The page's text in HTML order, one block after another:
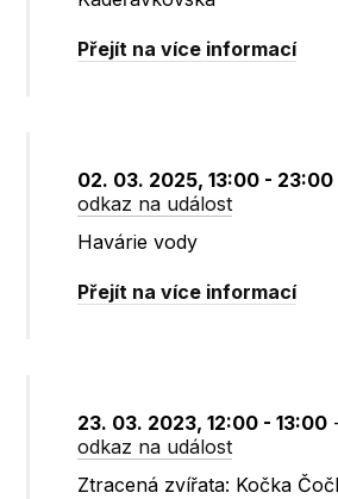
Přejít na více informací
02. 03. 2025, 13:00 - 23:00
odkaz na událost
Havárie vody
Přejít na více informací
23. 03. 2023, 12:00 - 13:00
odkaz na událost
Ztracená zvířata: Kočka